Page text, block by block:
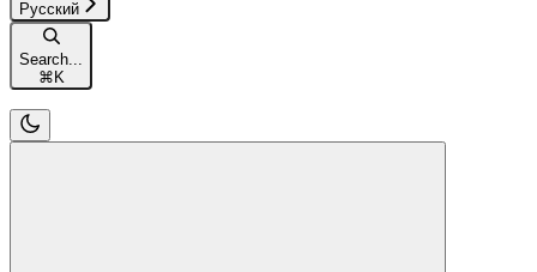
Русский
Search...
⌘K